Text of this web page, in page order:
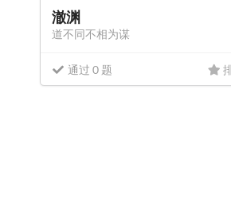
澈渊
道不同不相为谋
通过 0 题